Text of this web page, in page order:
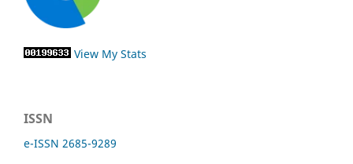
View My Stats
ISSN
e-ISSN 2685-9289